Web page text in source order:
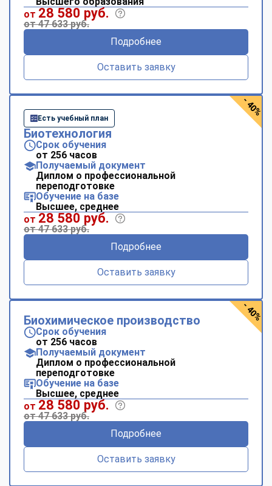
от 28 580 руб.
от 47 633 руб.
Подробнее
Оставить заявку
Есть учебный план
Биотехнология
Срок обучения
от 256 часов
Получаемый документ
Диплом о профессиональной
переподготовке
Обучение на базе
Высшее, среднее
от 28 580 руб.
от 47 633 руб.
Подробнее
Оставить заявку
- 40%
Биохимическое производство
Срок обучения
от 256 часов
Получаемый документ
Диплом о профессиональной
переподготовке
Обучение на базе
Высшее, среднее
от 28 580 руб.
от 47 633 руб.
Подробнее
Оставить заявку
- 40%